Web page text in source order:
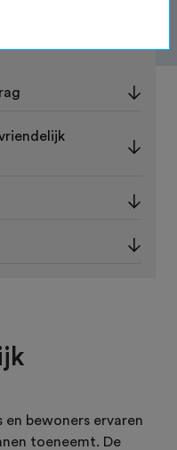
bewoners ervaren
toeneemt. De